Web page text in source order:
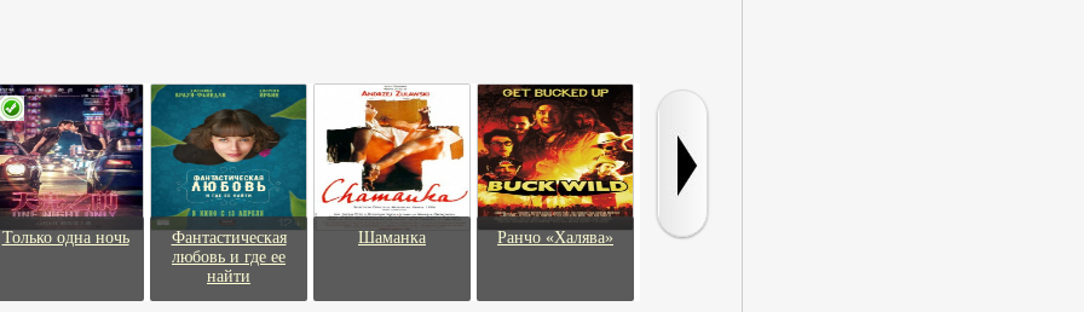
Только одна ночь
Фантастическая
любовь и где ее
найти
Шаманка Ранчо «Халява» Комната смерти